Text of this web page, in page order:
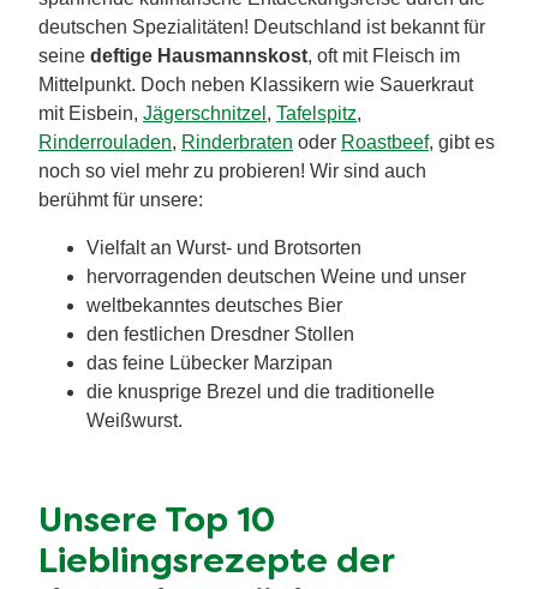
deutschen Spezialitäten! Deutschland ist bekannt für
seine deftige Hausmannskost, oft mit Fleisch im
Mittelpunkt. Doch neben Klassikern wie Sauerkraut
mit Eisbein, Jägerschnitzel , Tafelspitz,
Rinderrouladen, Rinderbraten oder Roastbeef, gibt es
noch so viel mehr zu probieren! Wir sind auch
berühmt für unsere:
Vielfalt an Wurst- und Brotsorten
hervorragenden deutschen Weine und unser
weltbekanntes deutsches Bier
den festlichen Dresdner Stollen
das feine Lübecker Marzipan
die knusprige Brezel und die traditionelle
Weißwurst.
Unsere Top 10
Lieblingsrezepte der